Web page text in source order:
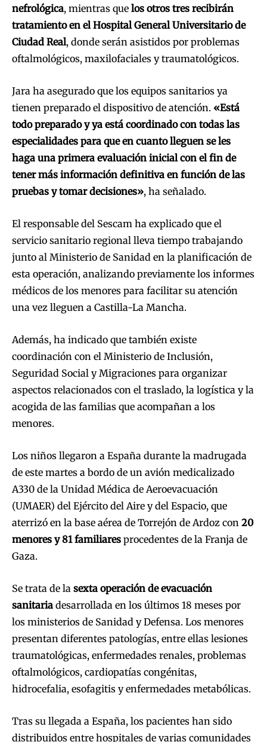
nefrológica, mientras que los otros tres recibirán
tratamiento en el Hospital General Universitario de
Ciudad Real, donde serán asistidos por problemas
oftalmológicos, maxilofaciales y traumatológicos.
Jara ha asegurado que los equipos sanitarios ya
tienen preparado el dispositivo de atención. «Está
todo preparado y ya está coordinado con todas las
especialidades para que en cuanto lleguen se les
haga una primera evaluación inicial con el fin de
tener más información definitiva en función de las
pruebas y tomar decisiones», ha señalado.
El responsable del Sescam ha explicado que el
servicio sanitario regional lleva tiempo trabajando
junto al Ministerio de Sanidad en la planificación de
esta operación, analizando previamente los informes
médicos de los menores para facilitar su atención
una vez lleguen a Castilla-La Mancha.
Además, ha indicado que también existe
coordinación con el Ministerio de Inclusión,
Seguridad Social y Migraciones para organizar
aspectos relacionados con el traslado, la logística y la
acogida de las familias que acompañan a los
menores.
Los niños llegaron a España durante la madrugada
de este martes a bordo de un avión medicalizado
A330 de la Unidad Médica de Aeroevacuación
(UMAER) del Ejército del Aire y del Espacio, que
aterrizó en la base aérea de Torrejón de Ardoz con 20
menores y 81 familiares procedentes de la Franja de
Gaza.
Se trata de la sexta operación de evacuación
sanitaria desarrollada en los últimos 18 meses por
los ministerios de Sanidad y Defensa. Los menores
presentan diferentes patologías, entre ellas lesiones
traumatológicas, enfermedades renales, problemas
oftalmológicos, cardiopatías congénitas,
hidrocefalia, esofagitis y enfermedades metabólicas.
Tras su llegada a España, los pacientes han sido
distribuidos entre hospitales de varias comunidades